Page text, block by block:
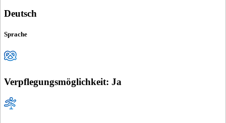
Deutsch
Sprache
Verpflegungsmöglichkeit: Ja